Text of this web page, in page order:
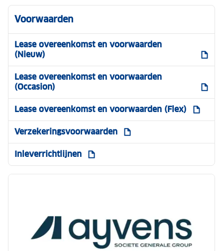
Voorwaarden
Lease overeenkomst en voorwaarden
(Nieuw)
Lease overeenkomst en voorwaarden
(Occasion)
Lease overeenkomst en voorwaarden (Flex)
Verzekeringsvoorwaarden
Inleverrichtlijnen